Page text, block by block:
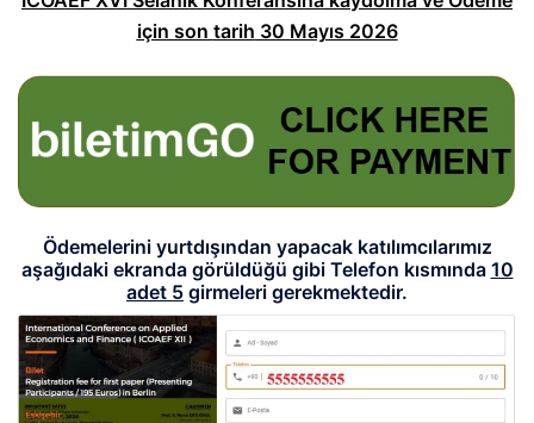
için son tarih 30 Mayıs 2026
Ödemelerini yurtdışından yapacak katılımcılarımız
aşağıdaki ekranda görüldüğü gibi Telefon kısmında 10
adet 5 girmeleri gerekmektedir.